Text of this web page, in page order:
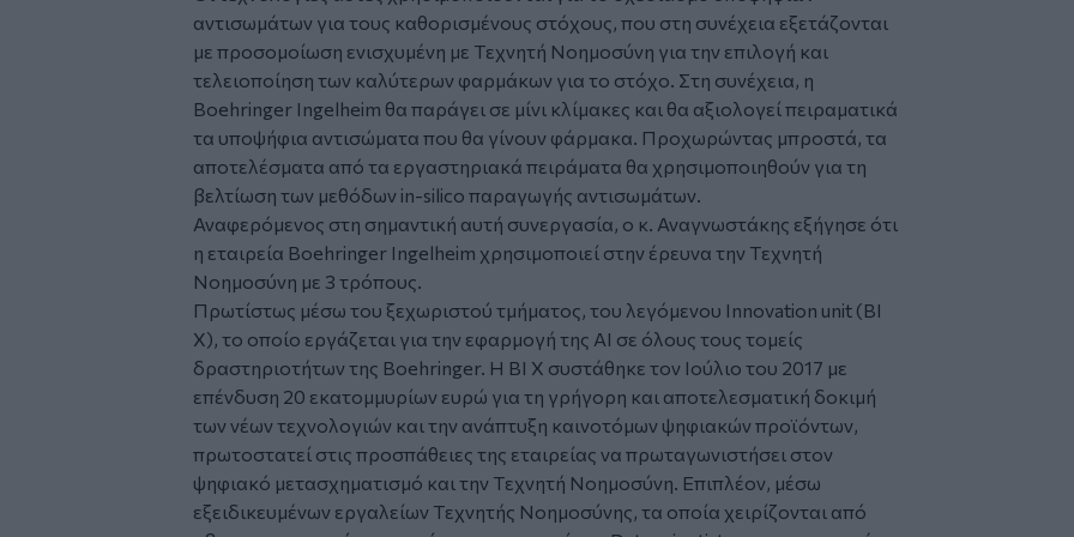
αντισωμάτων για τους καθορισμένους στόχους, που στη συνέχεια εξετάζονται
με προσομοίωση ενισχυμένη με Tεχνητή Nοημοσύνη για την επιλογή και
τελειοποίηση των καλύτερων φαρμάκων για το στόχο. Στη συνέχεια, η
Boehringer Ingelheim θα παράγει σε μίνι κλίμακες και θα αξιολογεί πειραματικά
τα υποψήφια αντισώματα που θα γίνουν φάρμακα. Προχωρώντας μπροστά, τα
αποτελέσματα από τα εργαστηριακά πειράματα θα χρησιμοποιηθούν για τη
βελτίωση των μεθόδων in-silico παραγωγής αντισωμάτων.
Αναφερόμενος στη σημαντική αυτή συνεργασία, ο κ. Αναγνωστάκης εξήγησε ότι
η εταιρεία Boehringer Ingelheim χρησιμοποιεί στην έρευνα την Tεχνητή
Nοημοσύνη με 3 τρόπους.
Πρωτίστως μέσω του ξεχωριστού τμήματος, του λεγόμενου Innovation unit (BI
X), το οποίο εργάζεται για την εφαρμογή της ΑΙ σε όλους τους τομείς
δραστηριοτήτων της Boehringer. Η BI X συστάθηκε τον Ιούλιο του 2017 με
επένδυση 20 εκατομμυρίων ευρώ για τη γρήγορη και αποτελεσματική δοκιμή
των νέων τεχνολογιών και την ανάπτυξη καινοτόμων ψηφιακών προϊόντων,
πρωτοστατεί στις προσπάθειες της εταιρείας να πρωταγωνιστήσει στον
ψηφιακό μετασχηματισμό και την Tεχνητή Nοημοσύνη. Επιπλέον, μέσω
εξειδικευμένων εργαλείων Tεχνητής Nοημοσύνης, τα οποία χειρίζονται από